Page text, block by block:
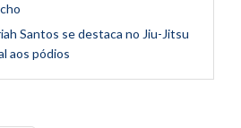
Santos se destaca no Jiu-Jitsu
aos pódios